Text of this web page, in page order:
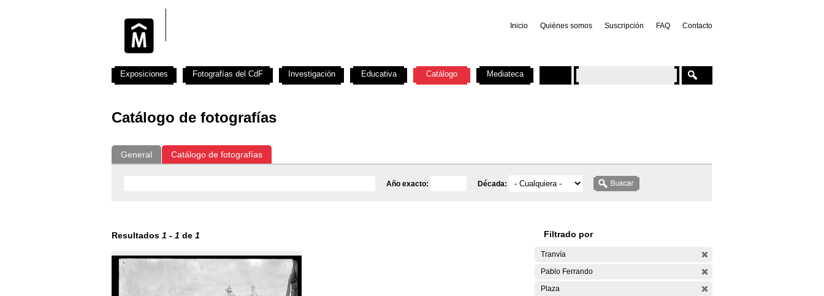
Inicio Quiénes somos Suscripción FAQ Contacto
Catálogo de fotografías
General Catálogo de fotografías
Año exacto: Década:
Resultados 1 - 1 de 1 Filtrado por
Tranvía
Pablo Ferrando
Plaza
Exposiciones Fotografías del CdF Investigación Educativa Catálogo Mediateca